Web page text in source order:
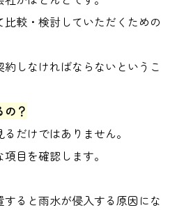
較・検討していただくための
しなければならないというこ
？
だけではありません。
目を確認します。
ると雨水が侵入する原因にな